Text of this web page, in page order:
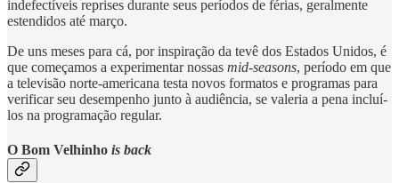
indefectíveis reprises durante seus períodos de férias, geralmente
estendidos até março.
De uns meses para cá, por inspiração da tevê dos Estados Unidos, é
que começamos a experimentar nossas mid-seasons, período em que
a televisão norte-americana testa novos formatos e programas para
verificar seu desempenho junto à audiência, se valeria a pena incluí-
los na programação regular.
O Bom Velhinho is back